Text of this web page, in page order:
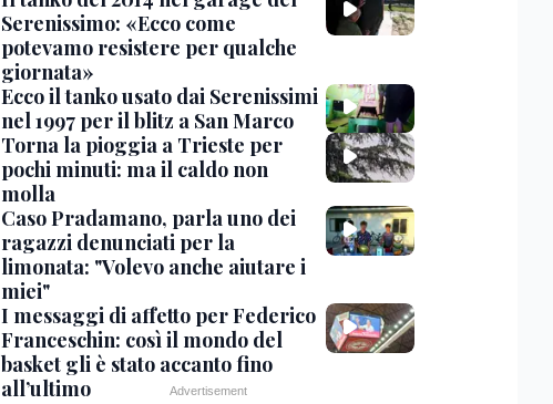
Serenissimo: «Ecco come
potevamo resistere per qualche
giornata»
Ecco il tanko usato dai Serenissimi
nel 1997 per il blitz a San Marco
Torna la pioggia a Trieste per
pochi minuti: ma il caldo non
molla
Caso Pradamano, parla uno dei
ragazzi denunciati per la
limonata: "Volevo anche aiutare i
miei"
I messaggi di affetto per Federico
Franceschin: così il mondo del
basket gli è stato accanto fino
all’ultimo